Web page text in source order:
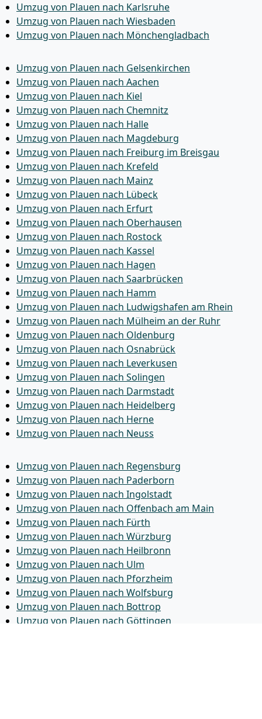
Umzug von Plauen nach Karlsruhe
Umzug von Plauen nach Wiesbaden
Umzug von Plauen nach Mönchen­gladbach
Umzug von Plauen nach Gelsenkirchen
Umzug von Plauen nach Aachen
Umzug von Plauen nach Kiel
Umzug von Plauen nach Chemnitz
Umzug von Plauen nach Halle
Umzug von Plauen nach Magdeburg
Umzug von Plauen nach Freiburg im Breisgau
Umzug von Plauen nach Krefeld
Umzug von Plauen nach Mainz
Umzug von Plauen nach Lübeck
Umzug von Plauen nach Erfurt
Umzug von Plauen nach Oberhausen
Umzug von Plauen nach Rostock
Umzug von Plauen nach Kassel
Umzug von Plauen nach Hagen
Umzug von Plauen nach Saarbrücken
Umzug von Plauen nach Hamm
Umzug von Plauen nach Ludwigshafen am Rhein
Umzug von Plauen nach Mülheim an der Ruhr
Umzug von Plauen nach Oldenburg
Umzug von Plauen nach Osnabrück
Umzug von Plauen nach Leverkusen
Umzug von Plauen nach Solingen
Umzug von Plauen nach Darmstadt
Umzug von Plauen nach Heidelberg
Umzug von Plauen nach Herne
Umzug von Plauen nach Neuss
Umzug von Plauen nach Regensburg
Umzug von Plauen nach Paderborn
Umzug von Plauen nach Ingolstadt
Umzug von Plauen nach Offenbach am Main
Umzug von Plauen nach Fürth
Umzug von Plauen nach Würzburg
Umzug von Plauen nach Heilbronn
Umzug von Plauen nach Ulm
Umzug von Plauen nach Pforzheim
Umzug von Plauen nach Wolfsburg
Umzug von Plauen nach Bottrop
Umzug von Plauen nach Göttingen